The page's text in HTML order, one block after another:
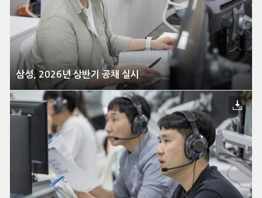
삼성, 2026년 상반기 공채 실시